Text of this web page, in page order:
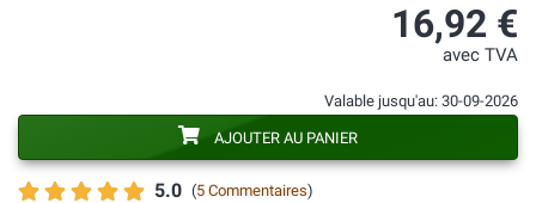
5.0 (5 Commentaires)
16,92 €
avec TVA
Valable jusqu'au: 30-09-2026
AJOUTER AU PANIER